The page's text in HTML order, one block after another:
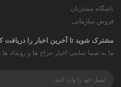
باشگاه مشتریان
فروش سازمانی
مشترک شوید تا آخرین اخبار را دریافت
ما به شما تمامی اخبار حراج ها و رویداد ها